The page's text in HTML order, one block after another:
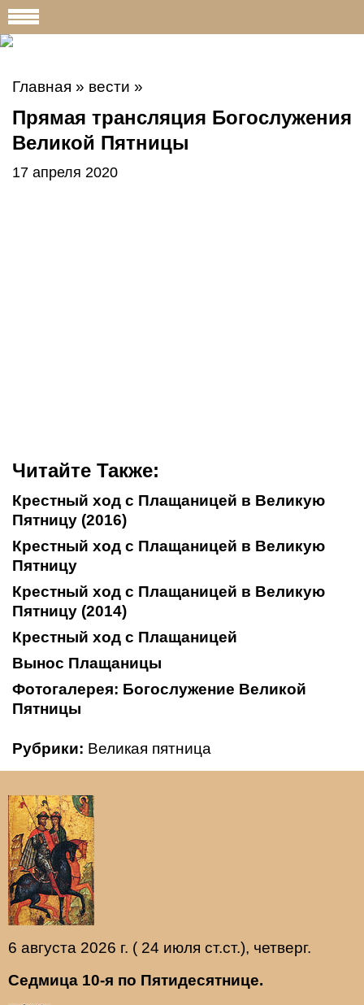
Главная » вести »
Прямая трансляция Богослужения
Великой Пятницы
17 апреля 2020
Читайте Также:
Крестный ход с Плащаницей в Великую
Пятницу (2016)
Крестный ход с Плащаницей в Великую
Пятницу
Крестный ход с Плащаницей в Великую
Пятницу (2014)
Крестный ход с Плащаницей
Вынос Плащаницы
Фотогалерея: Богослужение Великой
Пятницы
Рубрики: Великая пятница
6 августа 2026 г. ( 24 июля ст.ст.), четверг.
Седмица 10-я по Пятидесятнице.